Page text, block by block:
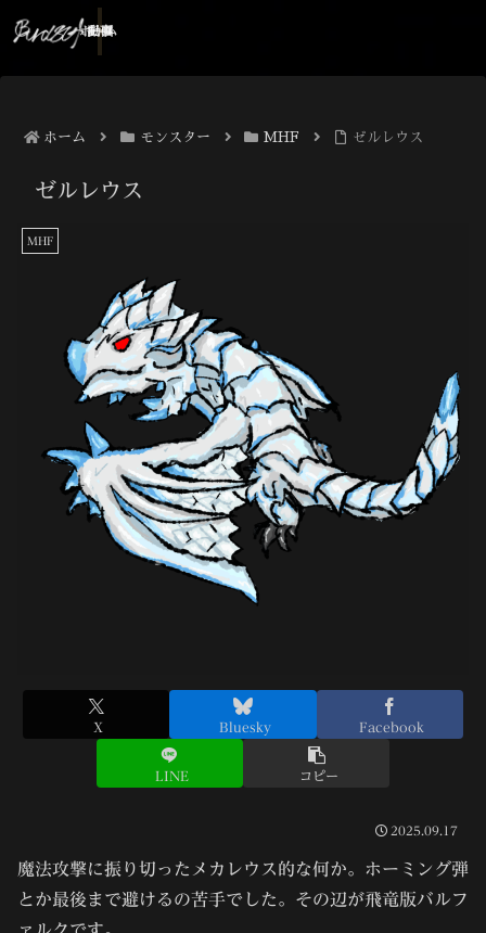
ホーム
記事
動画
ホーム モンスター MHF ゼルレウス
ゼルレウス
MHF
X Bluesky Facebook
LINE コピー
2025.09.17
魔法攻撃に振り切ったメカレウス的な何か。ホーミング弾
とか最後まで避けるの苦手でした。その辺が飛竜版バルフ